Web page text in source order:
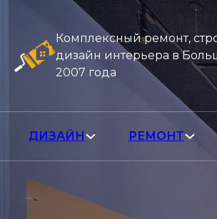
Комплексный ремонт,
дизайн интерьера в
2007 года
ДИЗАЙН РЕМОНТ